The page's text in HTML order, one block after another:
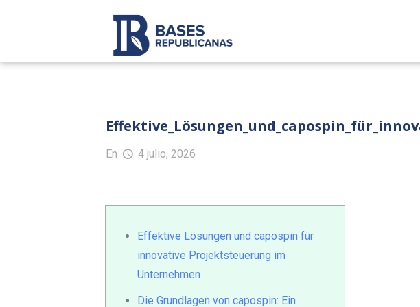
En 4 julio, 2026
Effektive Lösungen und capospin für
innovative Projektsteuerung im
Unternehmen
Die Grundlagen von capospin: Ein